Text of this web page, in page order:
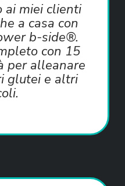
ai miei clienti
a casa con
b-side®.
con 15
per alleanare
glutei e altri